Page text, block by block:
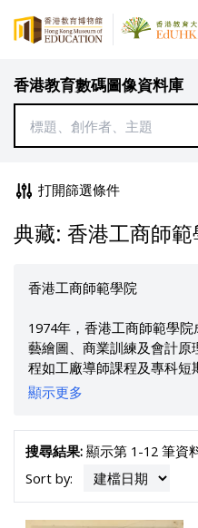
香港教育數碼圖像資料庫
打開篩選條件
典藏: 香港工商師
香港工商師範學院
1974年，香港工商師範學
藝繪圖、商業訓練及會計
程如工廠導師課程及專科
前身是摩利臣山工業學院的
師範學院校舍。
顯示更多
搜尋結果:顯示第 1-12 筆資
Sort by: